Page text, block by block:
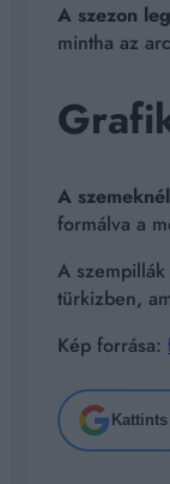
A szezon
mintha az
A
formálva a
A
türkizben,
Kép forrása: